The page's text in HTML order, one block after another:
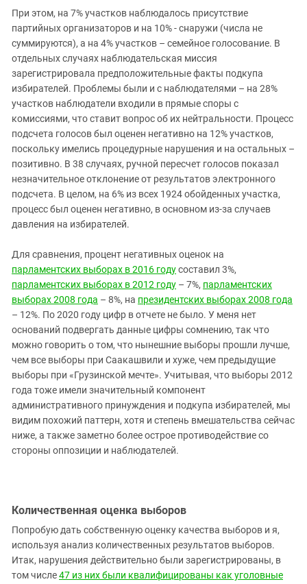
При этом, на 7% участков наблюдалось присутствие
партийных организаторов и на 10% - снаружи (числа не
суммируются), а на 4% участков – семейное голосование. В
отдельных случаях наблюдательская миссия
зарегистрировала предположительные факты подкупа
избирателей. Проблемы были и с наблюдателями – на 28%
участков наблюдатели входили в прямые споры с
комиссиями, что ставит вопрос об их нейтральности. Процесс
подсчета голосов был оценен негативно на 12% участков,
поскольку имелись процедурные нарушения и на остальных –
позитивно. В 38 случаях, ручной пересчет голосов показал
незначительное отклонение от результатов электронного
подсчета. В целом, на 6% из всех 1924 обойденных участка,
процесс был оценен негативно, в основном из-за случаев
давления на избирателей.
Для сравнения, процент негативных оценок на
парламентских выборах в 2016 годусоставил 3%,
парламентских выборах в 2012 году – 7%, парламентских
выборах 2008 года – 8%, на президентских выборах 2008 года
– 12%. По 2020 году цифр в отчете не было. У меня нет
оснований подвергать данные цифры сомнению, так что
можно говорить о том, что нынешние выборы прошли лучше,
чем все выборы при Саакашвили и хуже, чем предыдущие
выборы при «Грузинской мечте». Учитывая, что выборы 2012
года тоже имели значительный компонент
административного принуждения и подкупа избирателей, мы
видим похожий паттерн, хотя и степень вмешательства сейчас
ниже, а также заметно более острое противодействие со
стороны оппозиции и наблюдателей.
Количественная оценка выборов
Попробую дать собственную оценку качества выборов и я,
используя анализ количественных результатов выборов.
Итак, нарушения действительно были зарегистрированы, в
том числе47 из них были квалифицированы как уголовные